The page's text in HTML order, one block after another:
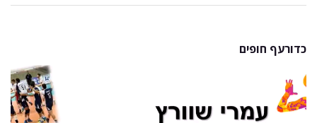
כדורעף חופים